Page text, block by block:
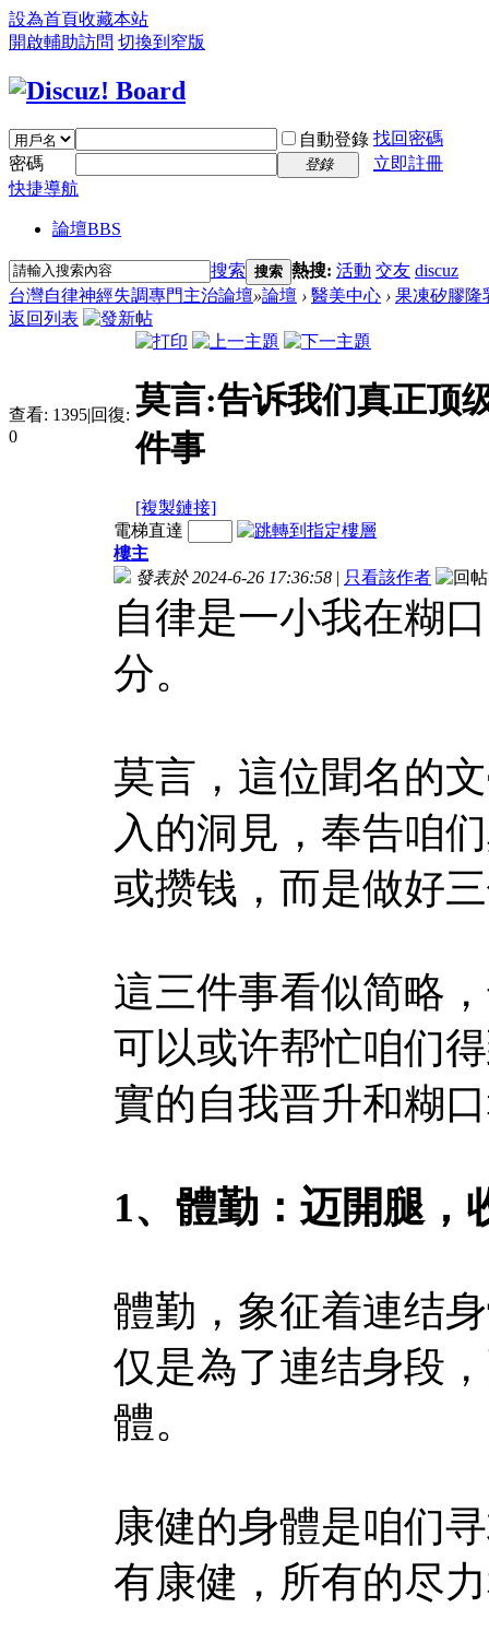
設為首頁收藏本站
開啟輔助訪問 切換到窄版
自動登錄 找回密碼
密碼
登錄
立即註冊
快捷導航
論壇BBS
搜索 搜索 熱搜: 活動 交友 discuz
台灣自律神經失調專門主治論壇»論壇 › 醫美中心 › 果凍矽膠隆
返回列表
查看: 1395|回復:
0
莫言:告诉我们真正顶
件事
[複製鏈接]
電梯直達
樓主
發表於 2024-6-26 17:36:58 | 只看該作者
自律是一小我在糊
分。
莫言，這位聞名的
入的洞見，奉告咱
或攒钱，而是做好
這三件事看似简略
可以或许帮忙咱们
實的自我晋升和糊
1、體勤：迈開腿，
體勤，象征着連结
仅是為了連结身段
體。
康健的身體是咱们
有康健，所有的尽